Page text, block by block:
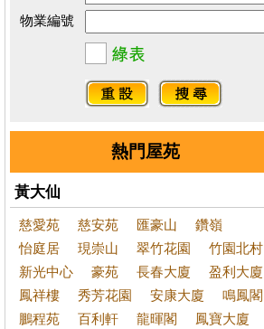
物業編號
熱門屋苑
黃大仙
慈愛苑 慈安苑 匯豪山
鑽嶺
怡庭居
現崇山 翠竹花園
竹園北村
新光中心
豪苑 長春大廈
盈利大廈
鳳祥樓
秀芳花園 安康大廈
鳴鳳閣
鵬程苑
百利軒 龍暉閣
鳳寶大廈